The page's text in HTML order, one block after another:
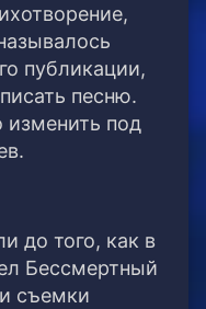
публикации,
песню.
изменить под
до того, как в
Бессмертный
съемки